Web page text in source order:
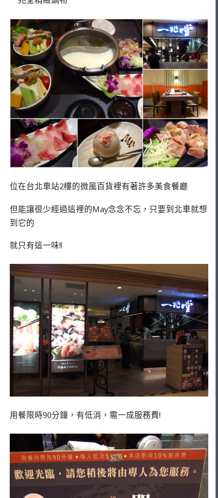
位在台北車站2樓的微風百貨裡有著許多美食餐廳
但能讓很少經過這裡的May念念不忘，只要到北車就想
到它的
就只有這一味!!
用餐限時90分鐘，有低消，需一成服務費!